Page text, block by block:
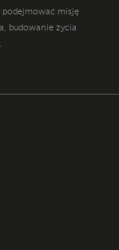
misję
budowanie życia